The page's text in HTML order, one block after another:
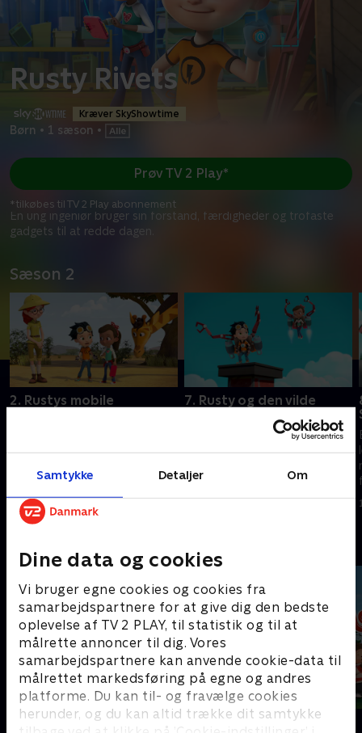
Samtykke Detaljer Om
Dine data og cookies
Vi bruger egne cookies og cookies fra
samarbejdspartnere for at give dig den bedste
oplevelse af TV 2 PLAY, til statistik og til at
målrette annoncer til dig. Vores
samarbejdspartnere kan anvende cookie-data til
målrettet markedsføring på egne og andres
platforme. Du kan til- og fravælge cookies
herunder, og du kan altid trække dit samtykke
Rusty Rivets
Kræver SkyShowtime
Børn • 1 sæson •
En ung ingeniør bruger sin forstand, færdigheder og trofaste
gadgets til at redde dagen.
Prøv TV 2 Play*
*tilkøbes til TV 2 Play abonnement
Sæson 2
2. Rustys mobile
leder et team af
finder de på de fedeste og
mest geniale gadgets til at
opfinde sig ud af svære
situationer.
1. januar 2023 • 22 min
7. Rusty og den vilde
En ingeniør ved navn Rusty
leder et team af
finder de på de fedeste og
mest geniale gadgets til at
Vicke Viking Monchhichi